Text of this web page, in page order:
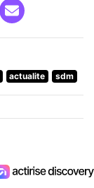
actualite sdm